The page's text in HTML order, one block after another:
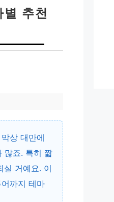
추천
상 대만에
많죠. 특히 짧
실 거예요. 이
까지 테마